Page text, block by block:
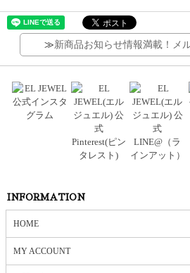
≫新商品お知らせ情報満載！メ
INFORMATION
HOME
MY ACCOUNT